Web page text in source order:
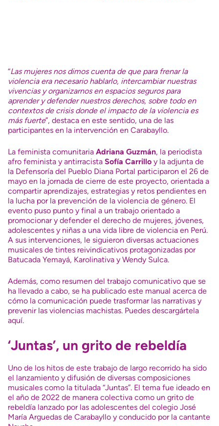
“Las mujeres nos dimos cuenta de que para frenar la
violencia era necesario hablarlo, intercambiar nuestras
vivencias y organizarnos en espacios seguros para
aprender y defender nuestros derechos, sobre todo en
contextos de crisis donde el impacto de la violencia es
más fuerte”, destaca en este sentido, una de las
participantes en la intervención en Carabayllo.
La feminista comunitaria Adriana Guzmán, la periodista
afro feminista y antirracista Sofía Carrillo y la adjunta de
la Defensoría del Pueblo Diana Portal participaron el 26 de
mayo en la jornada de cierre de este proyecto, orientada a
compartir aprendizajes, estrategias y retos pendientes en
la lucha por la prevención de la violencia de género. El
evento puso punto y final a un trabajo orientado a
promocionar y defender el derecho de mujeres, jóvenes,
adolescentes y niñas a una vida libre de violencia en Perú.
A sus intervenciones, le siguieron diversas actuaciones
musicales de tintes reivindicativos protagonizadas por
Batucada Yemayá, Karolinativa y Wendy Sulca.
Además, como resumen del trabajo comunicativo que se
ha llevado a cabo, se ha publicado este manual acerca de
cómo la comunicación puede trasformar las narrativas y
prevenir las violencias machistas. Puedes descargártela
aquí.
‘Juntas’, un grito de rebeldía
Uno de los hitos de este trabajo de largo recorrido ha sido
el lanzamiento y difusión de diversas composiciones
musicales como la titulada “Juntas”. El tema fue ideado en
el año de 2022 de manera colectiva como un grito de
rebeldía lanzado por las adolescentes del colegio José
María Arguedas de Carabayllo y conducido por la cantante